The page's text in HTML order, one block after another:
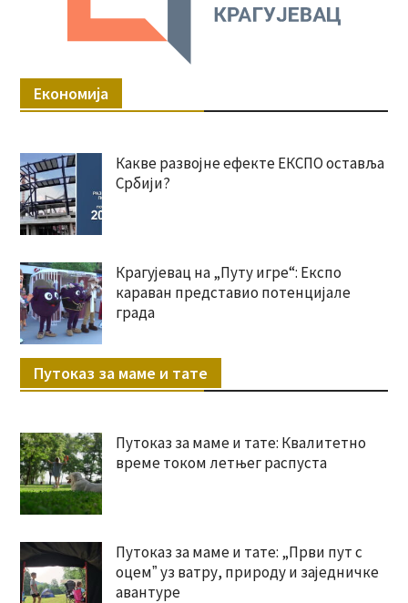
Економија
Какве развојне ефекте ЕКСПО оставља
Србији?
Крагујевац на „Путу игре“: Експо
караван представио потенцијале
града
Путоказ за маме и тате
Путоказ за маме и тате: Квалитетно
време током летњег распуста
Путоказ за маме и тате: „Први пут с
оцемˮ уз ватру, природу и заједничке
авантуре